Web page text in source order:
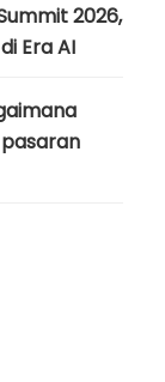
2026,
Era AI